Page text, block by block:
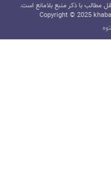
مطالب با ذکر منبع بلامانع است.
Copyright © 2025